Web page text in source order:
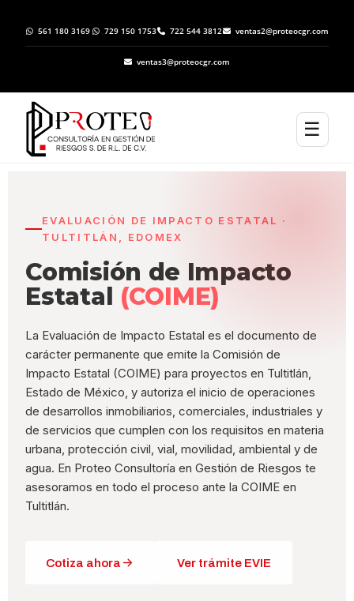
561 180 3169 729 150 1753 722 544 3812 ventas2@proteocgr.com
ventas3@proteocgr.com
☰
EVALUACIÓN DE IMPACTO ESTATAL ·
TULTITLÁN, EDOMEX
Comisión de Impacto
Estatal (COIME)
La Evaluación de Impacto Estatal es el documento de
carácter permanente que emite la Comisión de
Impacto Estatal (COIME) para proyectos en Tultitlán,
Estado de México, y autoriza el inicio de operaciones
de desarrollos inmobiliarios, comerciales, industriales y
de servicios que cumplen con los requisitos en materia
urbana, protección civil, vial, movilidad, ambiental y de
agua. En Proteo Consultoría en Gestión de Riesgos te
asesoramos en todo el proceso ante la COIME en
Tultitlán.
Cotiza ahora Ver trámite EVIE